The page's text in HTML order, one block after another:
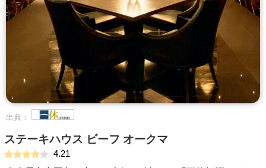
出典：
ステーキハウス ビーフ オークマ
4.21